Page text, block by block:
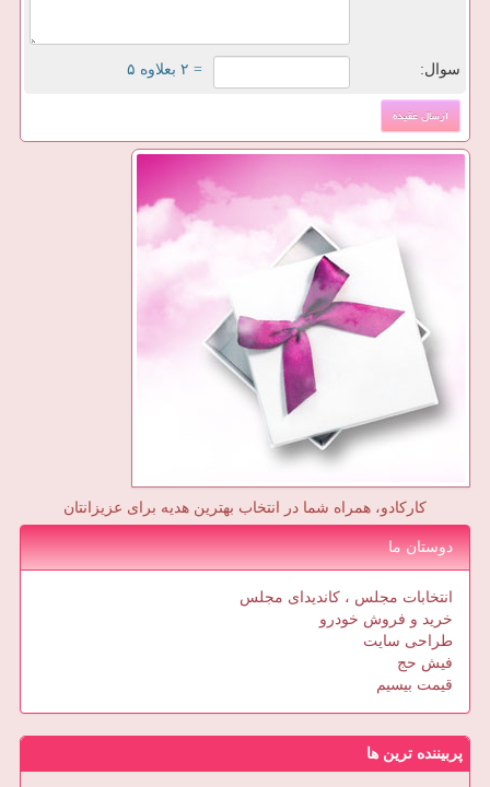
سوال: = ۲ بعلاوه ۵
کارکادو، همراه شما در انتخاب بهترین هدیه برای عزیزانتان
دوستان ما
انتخابات مجلس ، کاندیدای مجلس
خرید و فروش خودرو
طراحی سایت
فیش حج
قیمت بیسیم
پربیننده ترین ها